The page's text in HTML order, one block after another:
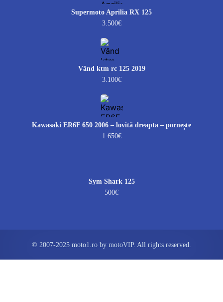
Supermoto Aprilia RX 125
3.500€
Vând ktm rc 125 2019
3.100€
Kawasaki ER6F 650 2006 – lovită dreapta – pornește
1.650€
Sym Shark 125
500€
© 2007-2025 moto1.ro by motoVIP. All rights reserved.